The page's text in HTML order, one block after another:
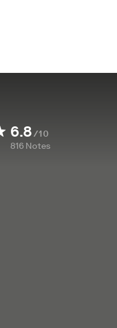
6.8/10
816 Notes